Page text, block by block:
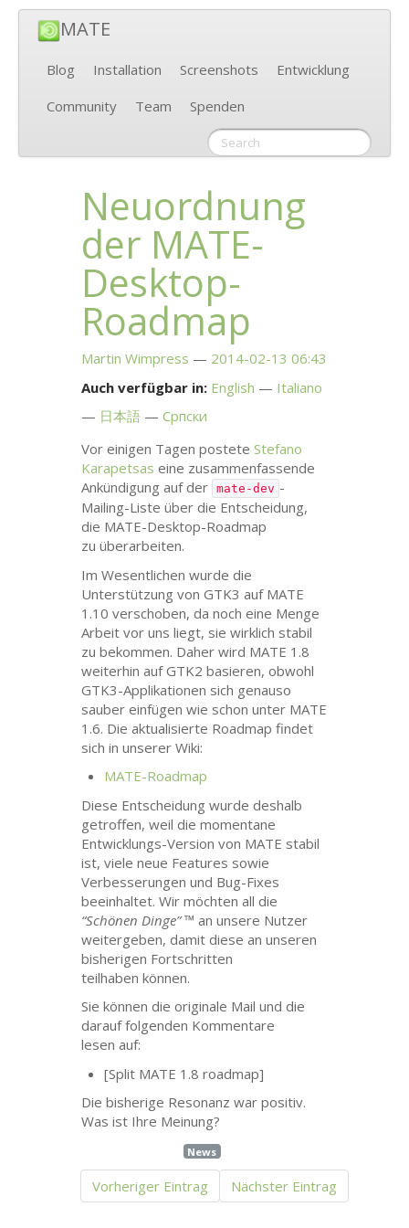
MATE
Blog Installation Screenshots
Entwicklung
Community
Team Spenden
Neuordnung
der MATE-
Desktop-
Roadmap
Martin Wimpress
2014-02-13 06:43
Auch verfügbar in: English
Italiano
日本語
Српски
Vor einigen Tagen posteteStefano
Karapetsas eine zusammenfassende
Ankündigung auf der
mate-dev -
Mailing-Liste über die Entscheidung,
die MATE-Desktop-Roadmap
zu überarbeiten.
Im Wesentlichen wurde die
Unterstützung vonGTK3 auf MATE
1.10 verschoben, da noch eine Menge
Arbeit vor uns liegt, sie wirklich stabil
zu bekommen. Daher wird MATE 1.8
weiterhin aufGTK2 basieren, obwohl
GTK3-Applikationen sich genauso
sauber einfügen wie schon unter MATE
1.6. Die aktualisierte Roadmap findet
sich in unserer Wiki:
MATE-Roadmap
Diese Entscheidung wurde deshalb
getroffen, weil die momentane
Entwicklungs-Version von MATE stabil
ist, viele neue Features sowie
Verbesserungen und Bug-Fixes
beeinhaltet. Wir möchten all die
“Schönen Dinge”™ an unsere Nutzer
weitergeben, damit diese an unseren
bisherigen Fortschritten
teilhaben können.
Sie können die originale Mail und die
darauf folgenden Kommentare
lesen auf:
[Split MATE 1.8 roadmap]
Die bisherige Resonanz war positiv.
Was ist Ihre Meinung?
News
Vorheriger Eintrag Nächster Eintrag